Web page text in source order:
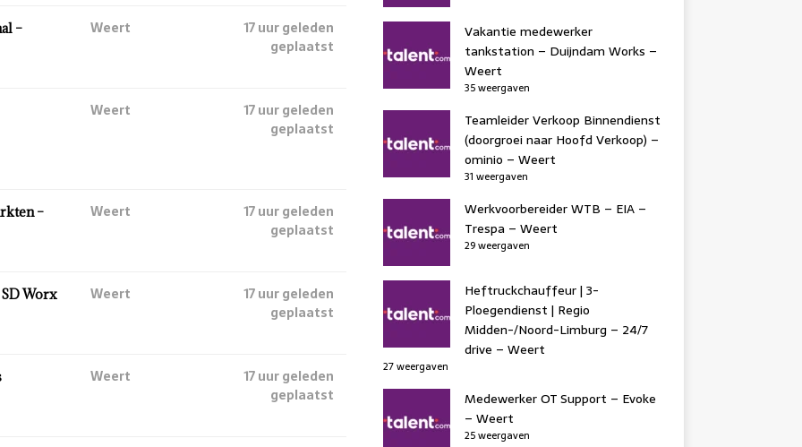
– Weert
17 uur geleden
geplaatst
Weert
17 uur geleden
geplaatst
– Weert
17 uur geleden
geplaatst
Worx Weert
17 uur geleden
geplaatst
Weert
17 uur geleden
geplaatst
Vakantie medewerker
tankstation – Duijndam Works –
Weert
35 weergaven
Teamleider Verkoop Binnendienst
(doorgroei naar Hoofd Verkoop) –
ominio – Weert
31 weergaven
Werkvoorbereider WTB – EIA –
Trespa – Weert
29 weergaven
Heftruckchauffeur | 3-
Ploegendienst | Regio
Midden-/Noord-Limburg – 24/7
drive – Weert
27 weergaven
Medewerker OT Support – Evoke
– Weert
25 weergaven